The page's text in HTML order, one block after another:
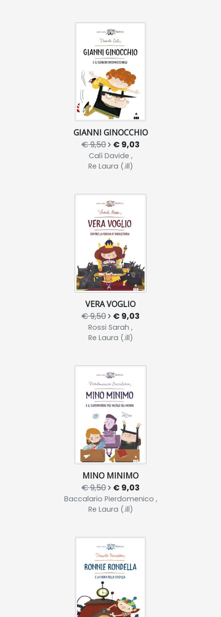
GIANNI GINOCCHIO
€ 9,50 € 9,03
Calì Davide ,
Re Laura (.ill)
VERA VOGLIO
€ 9,50 € 9,03
Rossi Sarah ,
Re Laura (.ill)
MINO MINIMO
€ 9,50 € 9,03
Baccalario Pierdomenico ,
Re Laura (.ill)